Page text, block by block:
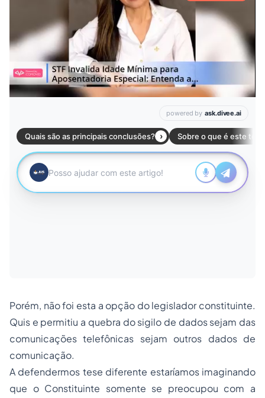
Porém, não foi esta a opção do legislador constituinte.
Quis e permitiu a quebra do sigilo de dados sejam das
comunicações telefônicas sejam outros dados de
comunicação.
A defendermos tese diferente estaríamos imaginando
que o Constituinte somente se preocupou com a